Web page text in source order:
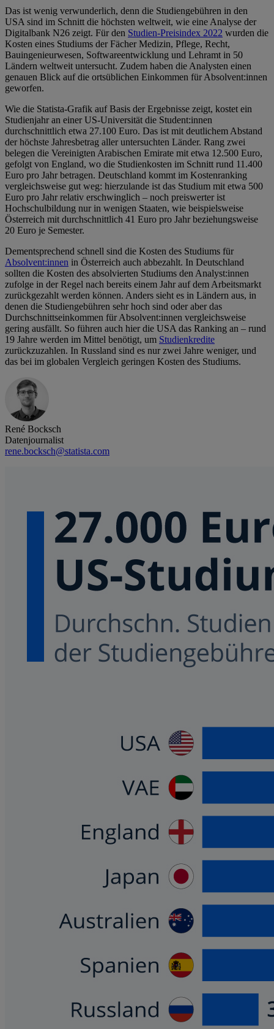
Das ist wenig verwunderlich, denn die Studiengebühren in den
USA sind im Schnitt die höchsten weltweit, wie eine Analyse der
Digitalbank N26 zeigt. Für den Studien-Preisindex 2022 wurden die
Kosten eines Studiums der Fächer Medizin, Pflege, Recht,
Bauingenieurwesen, Softwareentwicklung und Lehramt in 50
Ländern weltweit untersucht. Zudem haben die Analysten einen
genauen Blick auf die ortsüblichen Einkommen für Absolvent:innen
geworfen.
Wie die Statista-Grafik auf Basis der Ergebnisse zeigt, kostet ein
Studienjahr an einer US-Universität die Student:innen
durchschnittlich etwa 27.100 Euro. Das ist mit deutlichem Abstand
der höchste Jahresbetrag aller untersuchten Länder. Rang zwei
belegen die Vereinigten Arabischen Emirate mit etwa 12.500 Euro,
gefolgt von England, wo die Studienkosten im Schnitt rund 11.400
Euro pro Jahr betragen. Deutschland kommt im Kostenranking
vergleichsweise gut weg: hierzulande ist das Studium mit etwa 500
Euro pro Jahr relativ erschwinglich – noch preiswerter ist
Hochschulbildung nur in wenigen Staaten, wie beispielsweise
Österreich mit durchschnittlich 41 Euro pro Jahr beziehungsweise
20 Euro je Semester.
Dementsprechend schnell sind die Kosten des Studiums für
Absolvent:innen in Österreich auch abbezahlt. In Deutschland
sollten die Kosten des absolvierten Studiums den Analyst:innen
zufolge in der Regel nach bereits einem Jahr auf dem Arbeitsmarkt
zurückgezahlt werden können. Anders sieht es in Ländern aus, in
denen die Studiengebühren sehr hoch sind oder aber das
Durchschnittseinkommen für Absolvent:innen vergleichsweise
gering ausfällt. So führen auch hier die USA das Ranking an – rund
19 Jahre werden im Mittel benötigt, um Studienkredite
zurückzuzahlen. In Russland sind es nur zwei Jahre weniger, und
das bei im globalen Vergleich geringen Kosten des Studiums.
René Bocksch
Datenjournalist
rene.bocksch@statista.com